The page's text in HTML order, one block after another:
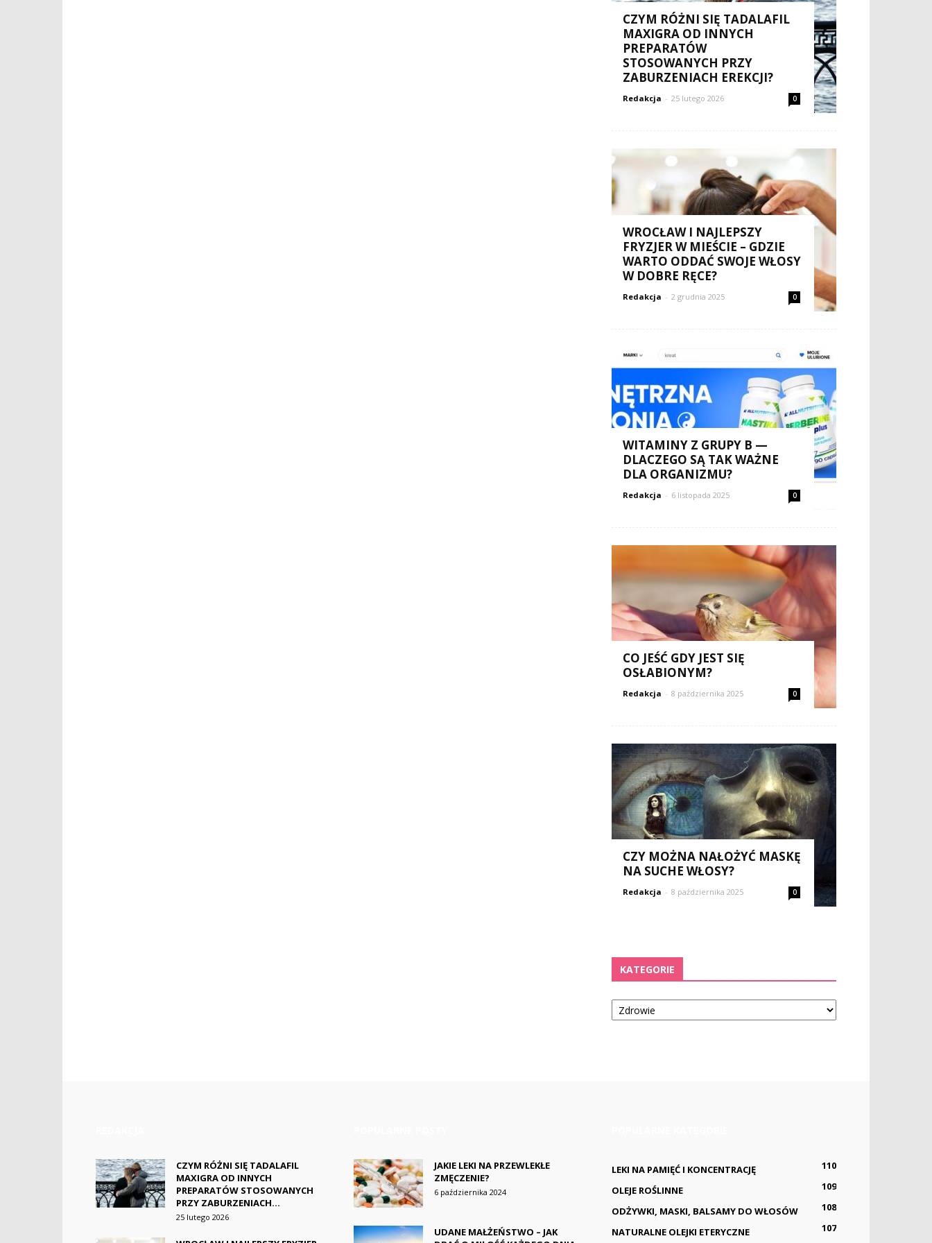
CZYM RÓŻNI SIĘ TADALAFIL
MAXIGRA OD INNYCH
PREPARATÓW
STOSOWANYCH PRZY
ZABURZENIACH EREKCJI?
Redakcja - 25 lutego 2026 0
WROCŁAW I NAJLEPSZY
FRYZJER W MIEŚCIE – GDZIE
WARTO ODDAĆ SWOJE WŁOSY
W DOBRE RĘCE?
Redakcja - 2 grudnia 2025 0
WITAMINY Z GRUPY B —
DLACZEGO SĄ TAK WAŻNE
DLA ORGANIZMU?
Redakcja - 6 listopada 2025 0
CO JEŚĆ GDY JEST SIĘ
OSŁABIONYM?
Redakcja - 8 października 2025 0
CZY MOŻNA NAŁOŻYĆ MASKĘ
NA SUCHE WŁOSY?
Redakcja - 8 października 2025 0
KATEGORIE
Kategorie
CZYM RÓŻNI SIĘ TADALAFIL
MAXIGRA OD INNYCH
PREPARATÓW STOSOWANYCH
PRZY ZABURZENIACH...
25 lutego 2026
JAKIE LEKI NA PRZEWLEKŁE
ZMĘCZENIE?
6 października 2024
UDANE MAŁŻEŃSTWO – JAK
LEKI NA PAMIĘĆ I KONCENTRACJĘ
110
OLEJE ROŚLINNE
109
ODŻYWKI, MASKI, BALSAMY DO WŁOSÓW
108
NATURALNE OLEJKI ETERYCZNE
107